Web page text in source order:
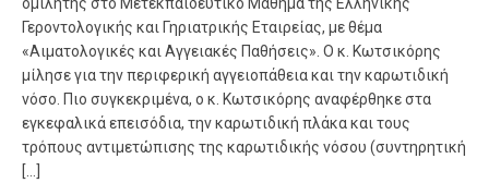
Γεροντολογικής και Γηριατρικής Εταιρείας, με θέμα
«Αιματολογικές και Αγγειακές Παθήσεις». Ο κ. Κωτσικόρης
μίλησε για την περιφερική αγγειοπάθεια και την καρωτιδική
νόσο. Πιο συγκεκριμένα, ο κ. Κωτσικόρης αναφέρθηκε στα
εγκεφαλικά επεισόδια, την καρωτιδική πλάκα και τους
τρόπους αντιμετώπισης της καρωτιδικής νόσου (συντηρητική
[…]